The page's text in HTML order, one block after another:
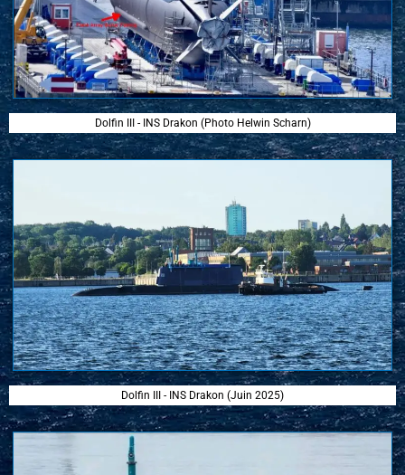
Dolfin III - INS Drakon (Photo Helwin Scharn)
Dolfin III - INS Drakon (Juin 2025)